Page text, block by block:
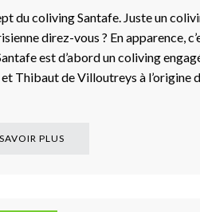
du coliving Santafe. Juste un
direz-vous ? En apparence,
est d’abord un coliving
Thibaut de Villoutreys à l’origine
PLUS